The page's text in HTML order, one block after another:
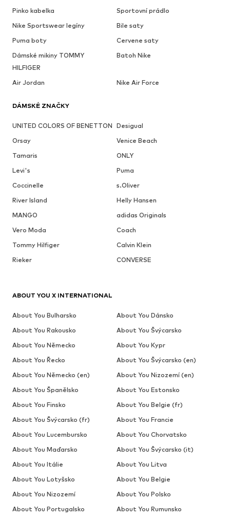
Pinko kabelka
Sportovní prádlo
Nike Sportswear legíny
Bile saty
Puma boty
Cervene saty
Dámské mikiny TOMMY
HILFIGER
Batoh Nike
Air Jordan Nike Air Force
DÁMSKÉ ZNAČKY
UNITED COLORS OF BENETTON Desigual
Orsay
Venice Beach
Tamaris
ONLY
Levi's
Puma
Coccinelle
s.Oliver
River Island
Helly Hansen
MANGO
adidas Originals
Vero Moda
Coach
Tommy Hilfiger
Calvin Klein
Rieker
CONVERSE
ABOUT YOU X INTERNATIONAL
About You Bulharsko
About You Dánsko
About You Rakousko
About You Švýcarsko
About You Německo
About You Kypr
About You Řecko
About You Švýcarsko (en)
About You Německo (en)
About You Nizozemí (en)
About You Španělsko
About You Estonsko
About You Finsko
About You Belgie (fr)
About You Švýcarsko (fr)
About You Francie
About You Lucembursko
About You Chorvatsko
About You Maďarsko
About You Švýcarsko (it)
About You Itálie
About You Litva
About You Lotyšsko
About You Belgie
About You Nizozemí
About You Polsko
About You Portugalsko
About You Rumunsko